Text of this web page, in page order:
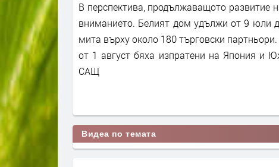
В перспектива, продължаващото развитие
вниманието. Белият дом удължи от 9 юли
мита върху около 180 търговски
от 1 август бяха изпратени на Япония и
САЩ
Видеа по темата